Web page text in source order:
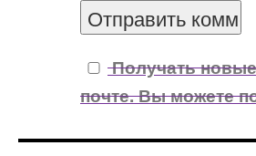
Получать
почте. Вы можете